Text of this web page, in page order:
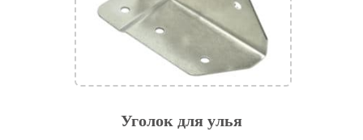
Уголок для улья